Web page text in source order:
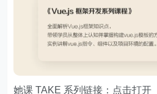
她课 TAKE 系列链接：点击打开